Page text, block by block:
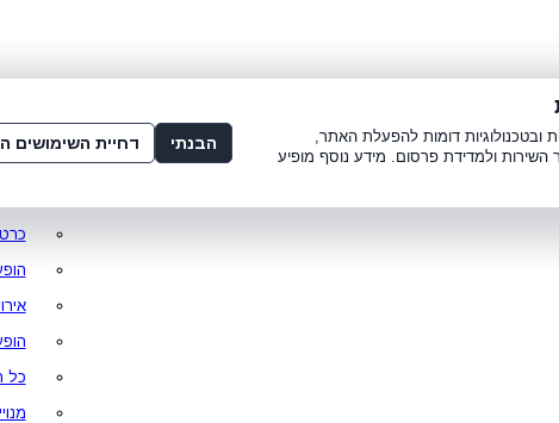
כל
ובטכנולוגיות דומות להפעלת האתר,
השירות ולמדידת פרסום. מידע נוסף מופיע
הבנתי דחיית השימושים